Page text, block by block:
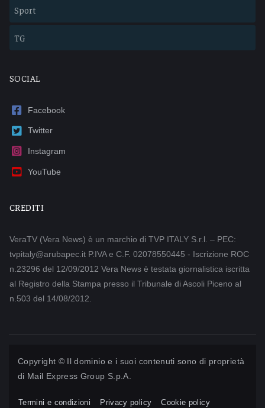
Sport
TG
SOCIAL
Facebook
Twitter
Instagram
YouTube
CREDITI
VeraTV (Vera News) è un marchio di TVP ITALY S.r.l. – PEC:
tvpitaly@arubapec.it P.IVA e C.F. 02078550445 - Iscrizione ROC
n.23296 del 12/09/2012 Vera News è testata giornalistica iscritta
al Registro della Stampa presso il Tribunale di Ascoli Piceno al
n.503 del 14/08/2012.
Copyright © Il dominio e i suoi contenuti sono di proprietà
di Mail Express Group S.p.A.
Termini e condizioni Privacy policy Cookie policy